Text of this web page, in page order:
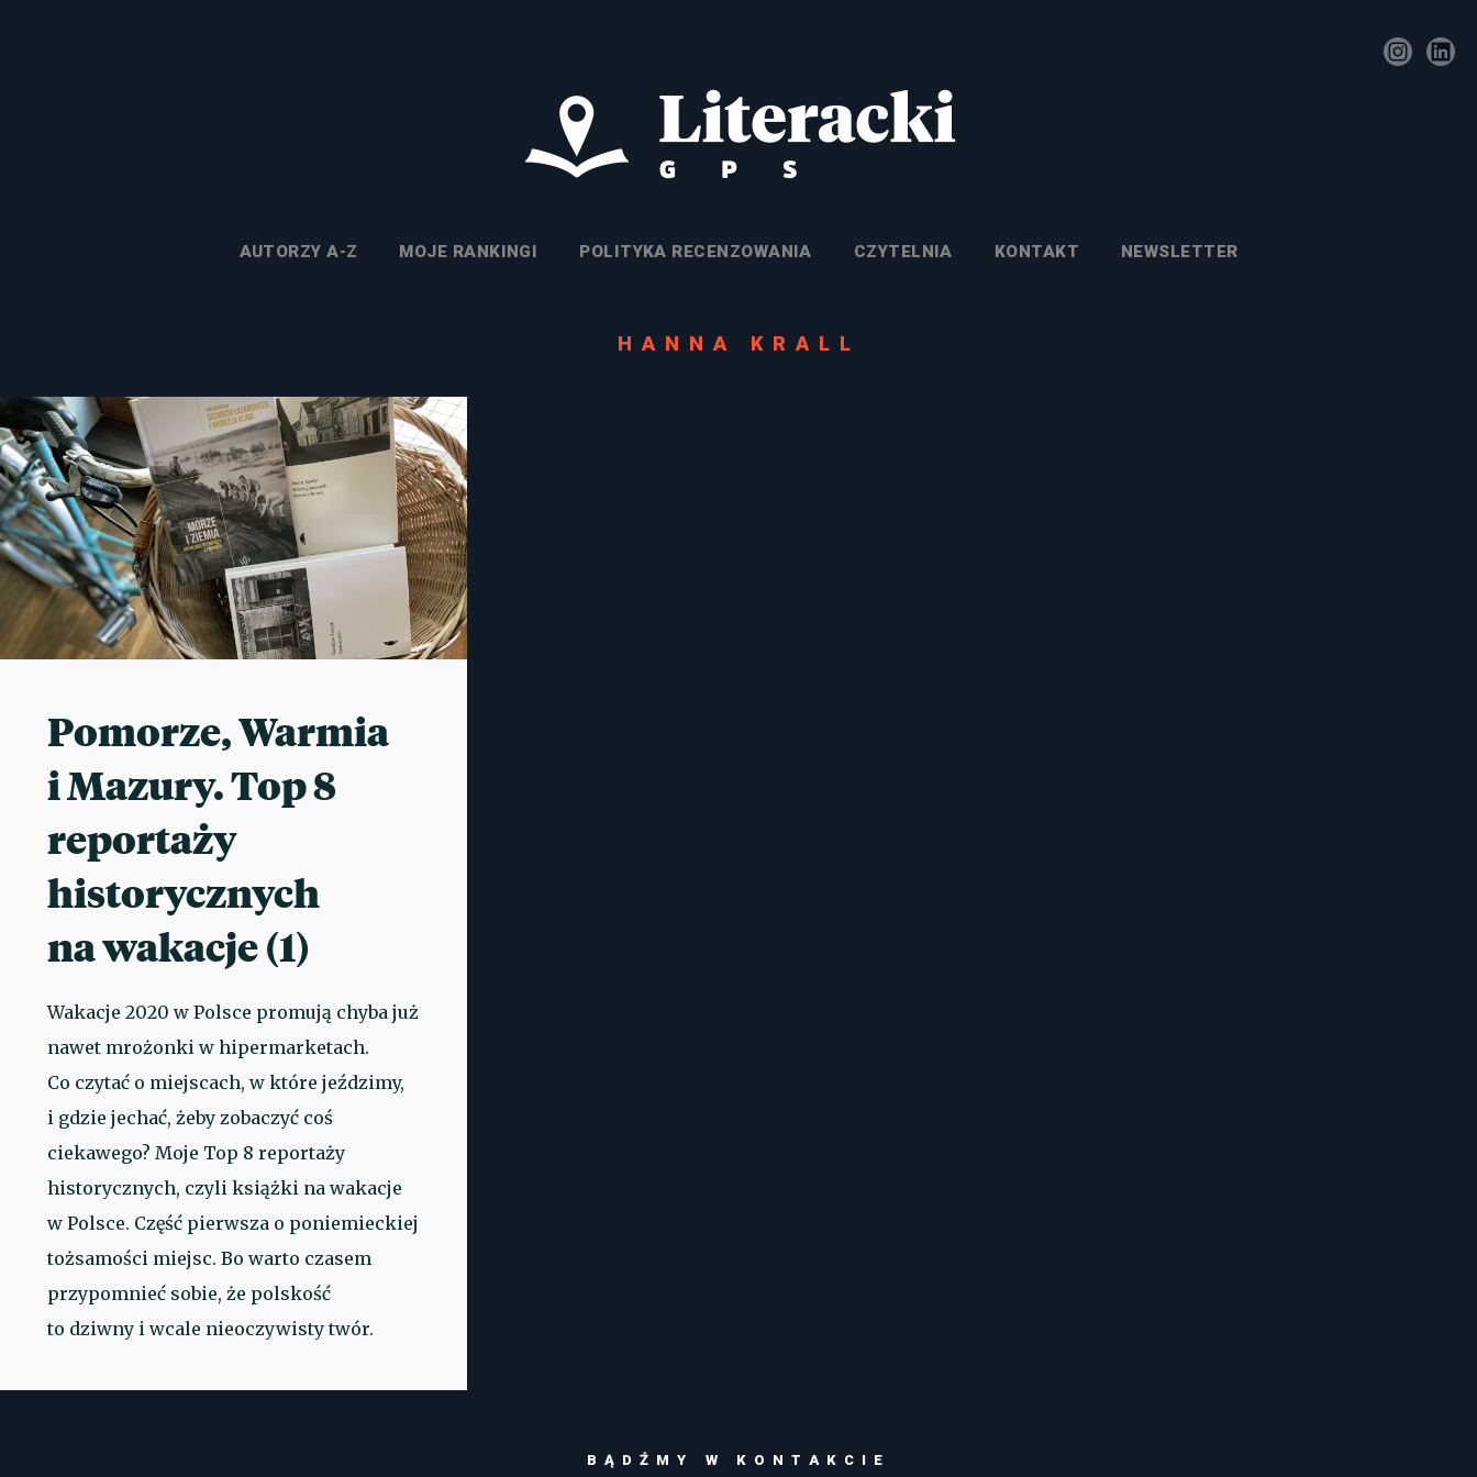
AUTORZY A-Z MOJE RANKINGI POLITYKA RECENZOWANIA CZYTELNIA KONTAKT NEWSLETTER
HANNA KRALL
Pomorze, Warmia
i Mazury. Top 8
reportaży
historycznych
na wakacje (1)
Wakacje 2020 w Polsce promują chyba już
nawet mrożonki w hipermarketach.
Co czytać o miejscach, w które jeździmy,
i gdzie jechać, żeby zobaczyć coś
ciekawego? Moje Top 8 reportaży
historycznych, czyli książki na wakacje
w Polsce. Część pierwsza o poniemieckiej
tożsamości miejsc. Bo warto czasem
przypomnieć sobie, że polskość
to dziwny i wcale nieoczywisty twór.
BĄDŹMY W KONTAKCIE